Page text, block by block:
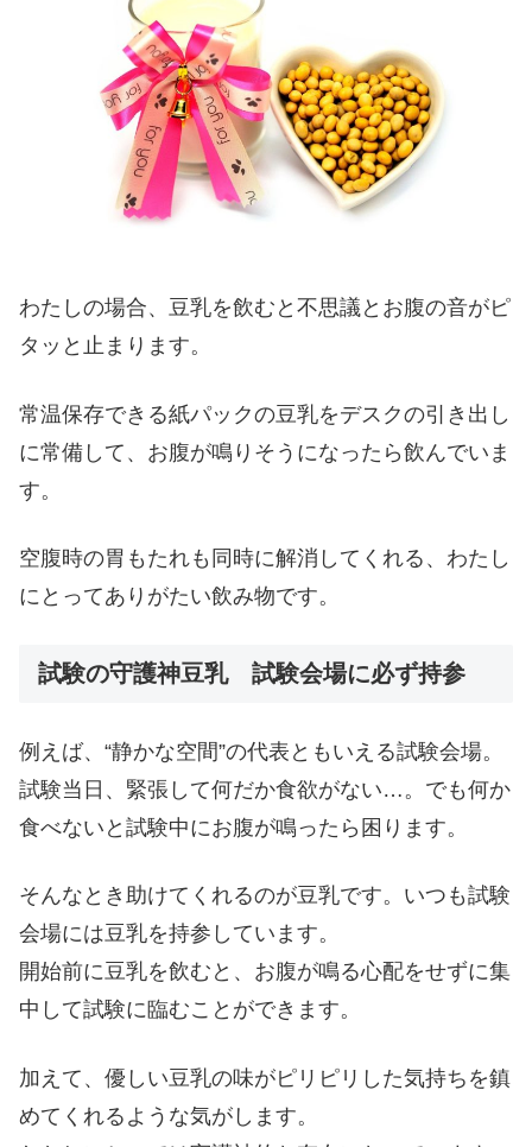
わたしの場合、豆乳を飲むと不思議とお腹の音がピ
タッと止まります。
常温保存できる紙パックの豆乳をデスクの引き出し
に常備して、お腹が鳴りそうになったら飲んでいま
す。
空腹時の胃もたれも同時に解消してくれる、わたし
にとってありがたい飲み物です。
試験の守護神豆乳 試験会場に必ず持参
例えば、“静かな空間”の代表ともいえる試験会場。
試験当日、緊張して何だか食欲がない…。でも何か
食べないと試験中にお腹が鳴ったら困ります。
そんなとき助けてくれるのが豆乳です。いつも試験
会場には豆乳を持参しています。
開始前に豆乳を飲むと、お腹が鳴る心配をせずに集
中して試験に臨むことができます。
加えて、優しい豆乳の味がピリピリした気持ちを鎮
めてくれるような気がします。